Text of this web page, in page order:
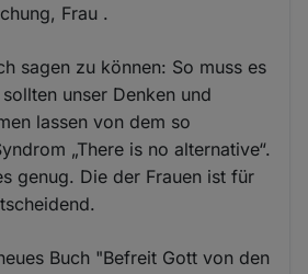
Frau .
sagen zu können: So muss es
unser Denken und
lassen von dem so
„There is no alternative“.
genug. Die der Frauen ist für
Buch "Befreit Gott von den